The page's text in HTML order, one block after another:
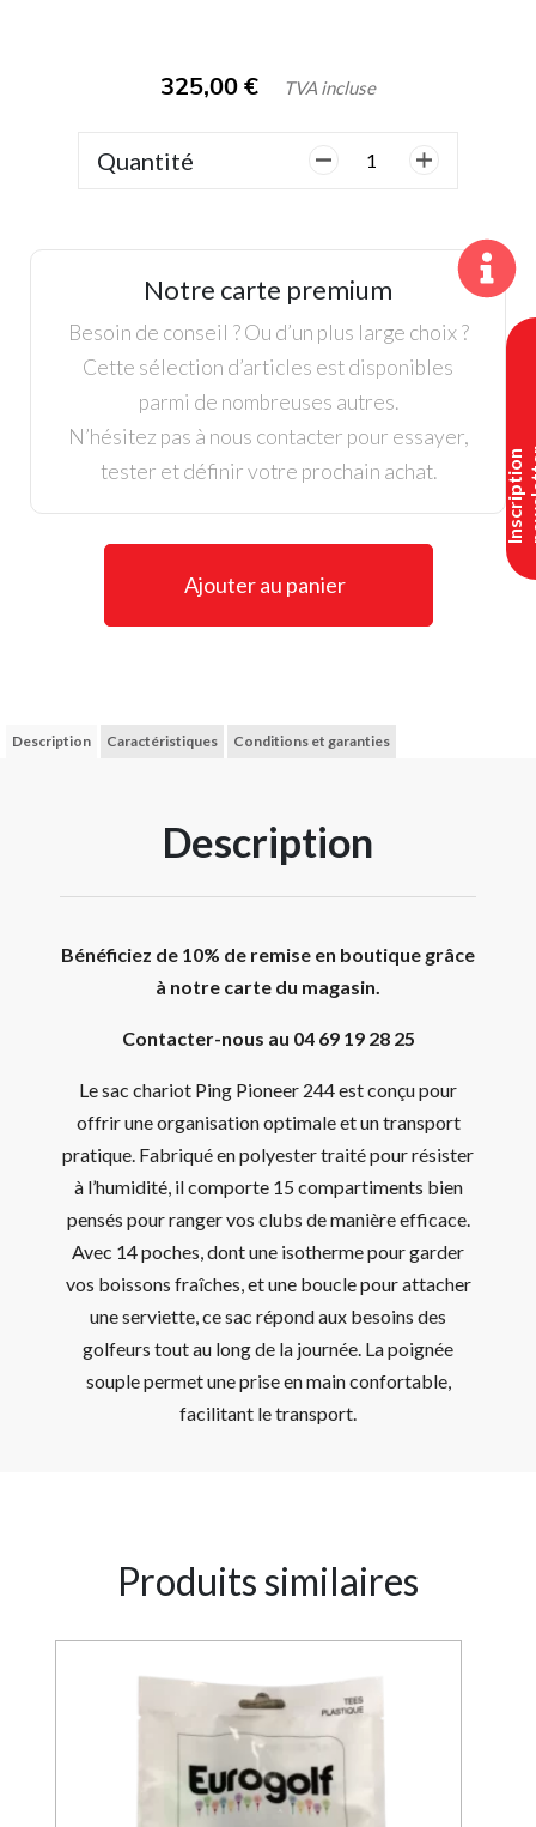
I
n
s
c
r
i
p
t
i
o
n
n
e
w
s
l
e
t
t
e
325,00 € TVA incluse
Quantité
quantité
Pioneer
Gris
/
Notre carte premium
Besoin de conseil ? Ou d’un plus large choix ?
Cette sélection d’articles est disponibles
parmi de nombreuses autres.
N’hésitez pas à nous contacter pour essayer,
tester et définir votre prochain achat.
Ajouter au panier
Description Caractéristiques Conditions et garanties
Description
Bénéficiez de 10% de remise en boutique grâce
à notre carte du magasin.
Contacter-nous au 04 69 19 28 25
Le sac chariot Ping Pioneer 244 est conçu pour
offrir une organisation optimale et un transport
pratique. Fabriqué en polyester traité pour résister
à l’humidité, il comporte 15 compartiments bien
pensés pour ranger vos clubs de manière efficace.
Avec 14 poches, dont une isotherme pour garder
vos boissons fraîches, et une boucle pour attacher
une serviette, ce sac répond aux besoins des
golfeurs tout au long de la journée. La poignée
souple permet une prise en main confortable,
facilitant le transport.
Produits similaires